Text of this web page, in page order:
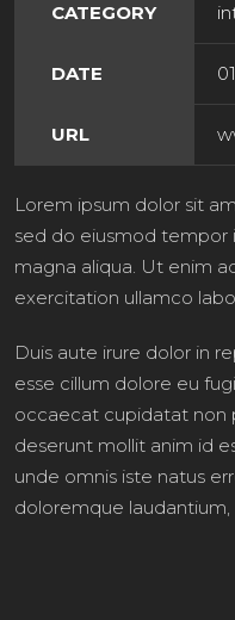
CATEGORY
DATE
URL
Lorem ipsum dolor sit
sed do eiusmod tempor
magna aliqua. Ut enim
exercitation ullamco
Duis aute irure dolor in
esse cillum dolore eu
occaecat cupidatat non
deserunt mollit anim id
unde omnis iste natus
doloremque laudantium,